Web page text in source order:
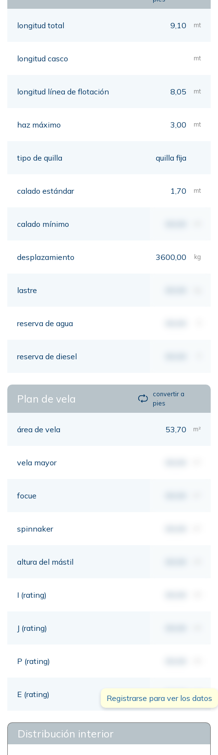
longitud total 9,10 mt
longitud casco mt
longitud línea de flotación 8,05 mt
haz máximo 3,00 mt
tipo de quilla quilla fija
calado estándar 1,70 mt
calado mínimo
desplazamiento 3600,00 kg
lastre
reserva de agua
reserva de diesel
Plan de vela
convertir a
pies
área de vela 53,70 m²
vela mayor
focue
spinnaker
altura del mástil
I (rating)
J (rating)
P (rating)
E (rating) 00,00 mt
Registrarse para ver los datos
Distribución interior